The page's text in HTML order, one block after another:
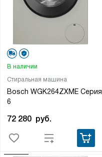
Стиральная машина
Bosch WGK264ZXME Серия
6
В наличии
72 280 руб.